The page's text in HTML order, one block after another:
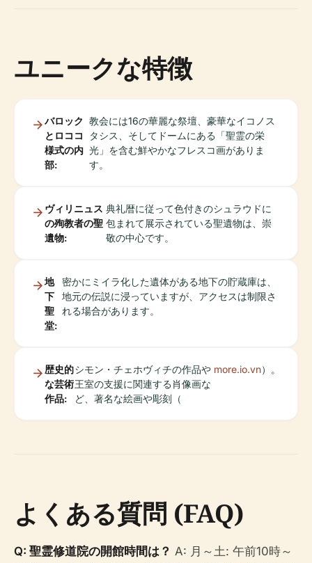
ユニークな特徴
バロック
とロココ
様式の内
部:
教会には16の華麗な祭壇、豪華なイコノス
タシス、そしてドームにある「聖霊の栄
光」を含む鮮やかなフレスコ画がありま
す。
ヴィリニュス
の殉教者の聖
遺物:
典礼暦に従って色付きのシュラウドに
包まれて展示されている聖遺物は、崇
敬の中心です。
地
下
聖
堂:
密かにミイラ化した遺体がある地下の貯蔵庫は、
地元の伝説に浸っていますが、アクセスは制限さ
れる場合があります。
歴史的
な芸術
作品:
シモン・チェホヴィチの作品や
王室の支援に関連する肖像画な
ど、著名な絵画や彫刻（
more.io.vn）。
よくある質問 (FAQ)
Q: 聖霊修道院の開館時間は？ A: 月～土: 午前10時～